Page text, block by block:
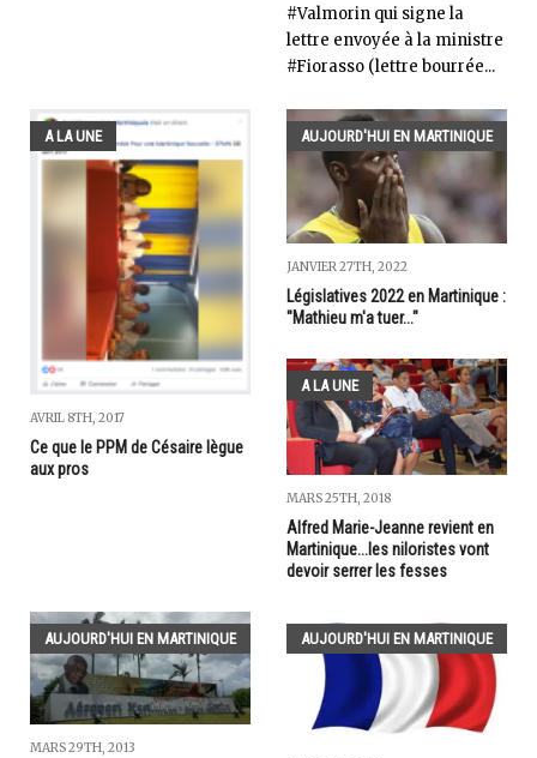
#Valmorin qui signe la
lettre envoyée à la ministre
#Fiorasso (lettre bourrée...
A LA UNE
AVRIL 8TH, 2017
Ce que le PPM de Césaire lègue
aux pros
AUJOURD'HUI EN MARTINIQUE
JANVIER 27TH, 2022
Législatives 2022 en Martinique :
"Mathieu m'a tuer..."
A LA UNE
MARS 25TH, 2018
Alfred Marie-Jeanne revient en
Martinique...les niloristes vont
devoir serrer les fesses
AUJOURD'HUI EN MARTINIQUE
MARS 29TH, 2013
AUJOURD'HUI EN MARTINIQUE